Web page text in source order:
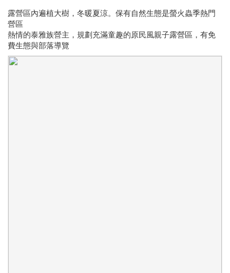
露營區內遍植大樹，冬暖夏涼。保有自然生態是螢火蟲季熱門
營區
熱情的泰雅族營主，規劃充滿童趣的原民風親子露營區，有免
費生態與部落導覽